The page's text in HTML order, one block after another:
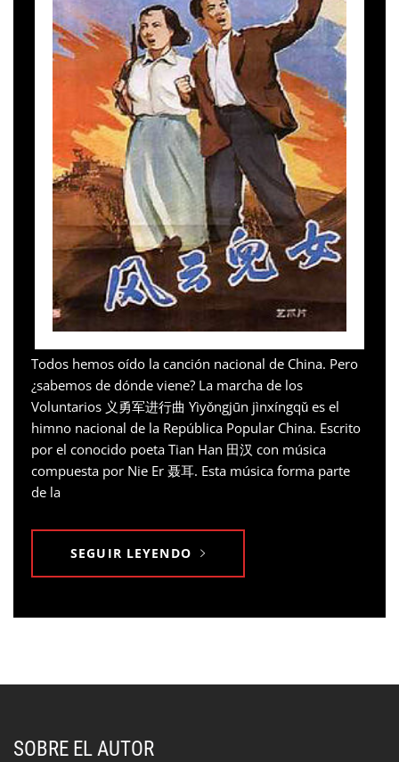
Todos hemos oído la canción nacional de China. Pero
¿sabemos de dónde viene? La marcha de los
Voluntarios 义勇军进行曲 Yìyǒngjūn jìnxíngqǔ es el
himno nacional de la República Popular China. Escrito
por el conocido poeta Tian Han 田汉 con música
compuesta por Nie Er 聂耳. Esta música forma parte
de la
SEGUIR LEYENDO
SOBRE EL AUTOR